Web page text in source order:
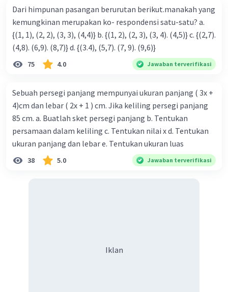
Dari himpunan pasangan berurutan berikut.manakah yang
kemungkinan merupakan ko- respondensi satu-satu? a.
{(1, 1), (2, 2), (3, 3), (4,4)} b. {(1, 2), (2, 3), (3, 4). (4,5)} c. {(2,7).
(4,8). (6,9). (8,7)} d. {(3.4), (5,7). (7, 9). (9,6)}
75 4.0 Jawaban terverifikasi
Sebuah persegi panjang mempunyai ukuran panjang ( 3x +
4)cm dan lebar ( 2x + 1 ) cm. Jika keliling persegi panjang
85 cm. a. Buatlah sket persegi panjang b. Tentukan
persamaan dalam keliling c. Tentukan nilai x d. Tentukan
ukuran panjang dan lebar e. Tentukan ukuran luas
38 5.0 Jawaban terverifikasi
Iklan